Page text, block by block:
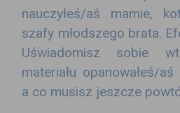
nauczyłeś/aś mamie,
szafy młodszego brata.
Uświadomisz sobie
materiału opanowałeś/
a co musisz jeszcze